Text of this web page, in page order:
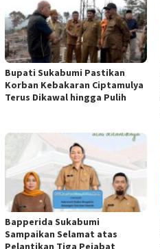
Bupati Sukabumi Pastikan
Korban Kebakaran Ciptamulya
Terus Dikawal hingga Pulih
Bapperida Sukabumi
Sampaikan Selamat atas
Pelantikan Tiga Pejabat